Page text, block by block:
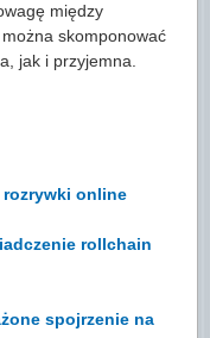
między
skomponować
jak i przyjemna.
online
rollchain
spojrzenie na